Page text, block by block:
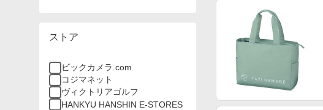
ストア
ビックカメラ.com
コジマネット
ヴィクトリアゴルフ
HANKYU HANSHIN E-STORES